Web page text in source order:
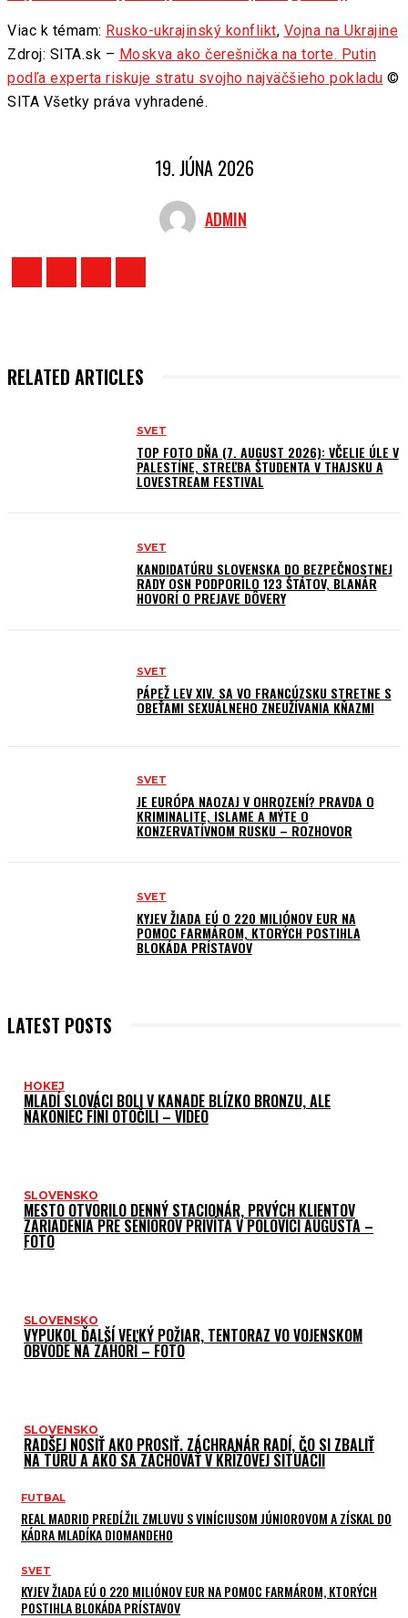
Viac k témam: Rusko-ukrajinský konflikt, Vojna na Ukrajine
Zdroj: SITA.sk – Moskva ako čerešnička na torte. Putin
podľa experta riskuje stratu svojho najväčšieho pokladu ©
SITA Všetky práva vyhradené.
19. JÚNA 2026
ADMIN
RELATED ARTICLES
SVET
TOP FOTO DŇA (7. AUGUST 2026): VČELIE ÚLE V
PALESTÍNE, STREĽBA ŠTUDENTA V THAJSKU A
LOVESTREAM FESTIVAL
SVET
KANDIDATÚRU SLOVENSKA DO BEZPEČNOSTNEJ
RADY OSN PODPORILO 123 ŠTÁTOV, BLANÁR
HOVORÍ O PREJAVE DÔVERY
SVET
PÁPEŽ LEV XIV. SA VO FRANCÚZSKU STRETNE S
OBEŤAMI SEXUÁLNEHO ZNEUŽÍVANIA KŇAZMI
SVET
JE EURÓPA NAOZAJ V OHROZENÍ? PRAVDA O
KRIMINALITE, ISLAME A MÝTE O
KONZERVATÍVNOM RUSKU – ROZHOVOR
SVET
KYJEV ŽIADA EÚ O 220 MILIÓNOV EUR NA
POMOC FARMÁROM, KTORÝCH POSTIHLA
BLOKÁDA PRÍSTAVOV
LATEST POSTS
HOKEJ
MLADÍ SLOVÁCI BOLI V KANADE BLÍZKO BRONZU, ALE
NAKONIEC FÍNI OTOČILI – VIDEO
SLOVENSKO
MESTO OTVORILO DENNÝ STACIONÁR, PRVÝCH KLIENTOV
ZARIADENIA PRE SENIOROV PRIVÍTA V POLOVICI AUGUSTA –
FOTO
SLOVENSKO
VYPUKOL ĎALŠÍ VEĽKÝ POŽIAR, TENTORAZ VO VOJENSKOM
OBVODE NA ZÁHORÍ – FOTO
SLOVENSKO
RADŠEJ NOSIŤ AKO PROSIŤ. ZÁCHRANÁR RADÍ, ČO SI ZBALIŤ
NA TÚRU A AKO SA ZACHOVAŤ V KRÍZOVEJ SITUÁCII
FUTBAL
REAL MADRID PREDĹŽIL ZMLUVU S VINÍCIUSOM JÚNIOROVOM A ZÍSKAL DO
KÁDRA MLADÍKA DIOMANDEHO
SVET
KYJEV ŽIADA EÚ O 220 MILIÓNOV EUR NA POMOC FARMÁROM, KTORÝCH
POSTIHLA BLOKÁDA PRÍSTAVOV